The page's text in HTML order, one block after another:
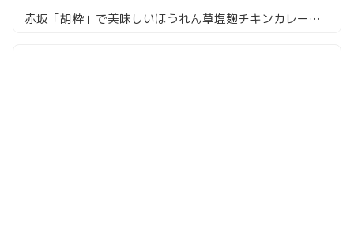
赤坂「胡粋」で美味しいほうれん草塩麹チキンカレーとトムヤムカレーを堪能